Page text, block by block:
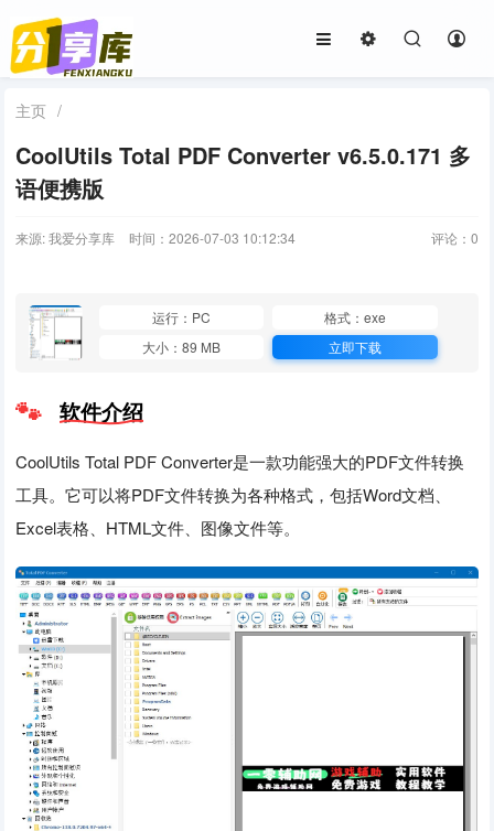
主页 /
CoolUtils Total PDF Converter v6.5.0.171 多
语便携版
来源: 我爱分享库 时间：2026-07-03 10:12:34 评论： 0
运行：PC
格式：exe
大小：89 MB
立即下载
软件介绍
CoolUtils Total PDF Converter是一款功能强大的PDF文件转换
工具。它可以将PDF文件转换为各种格式，包括Word文档、
Excel表格、HTML文件、图像文件等。